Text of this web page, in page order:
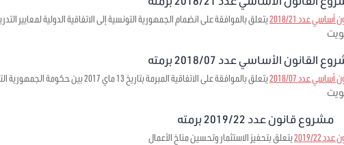
عدد 2018/21
يتعلق بالموافقة على انضمام الجمهورية التونسية إلى الاتفاقية الدولية لمعايير
القانون الأساسي عدد 2018/07 برمته
عدد 2018/07
يتعلق بالموافقة على الاتفاقية المبرمة بتاريخ 13 ماي 2017 بين حكومة الجمهورية التونسية وحكومة جمهورية الصين الشعبية حول بعث مراكز ثقافية
مشروع قانون عدد 2019/22 برمته
2019/22
يتعلق بتحفيز الاستثمار وتحسين مناخ الأعمال